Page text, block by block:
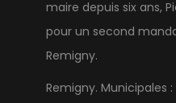
maire depuis six ans,
pour un second
Remigny.
Remigny. Municipales